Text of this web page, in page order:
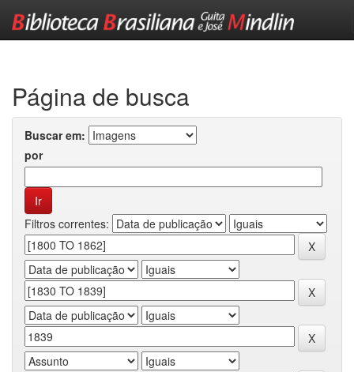
Página de busca
Buscar em:
por
Filtros correntes: